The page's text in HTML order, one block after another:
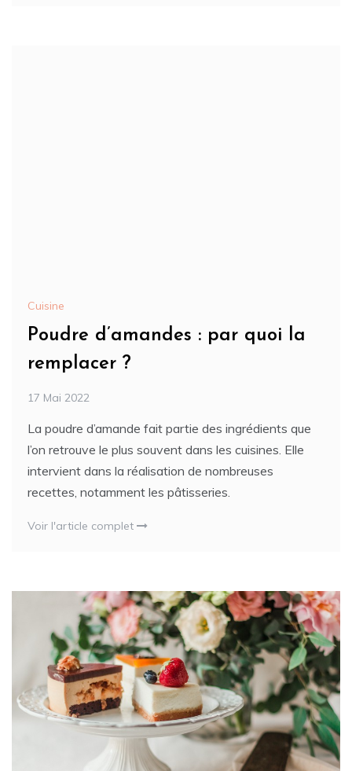
Cuisine
Poudre d’amandes : par quoi la
remplacer ?
17 Mai 2022
La poudre d’amande fait partie des ingrédients que
l’on retrouve le plus souvent dans les cuisines. Elle
intervient dans la réalisation de nombreuses
recettes, notamment les pâtisseries.
Voir l'article complet